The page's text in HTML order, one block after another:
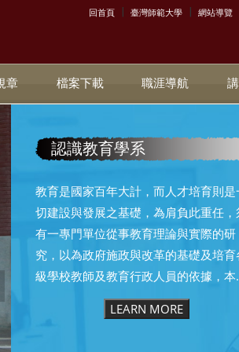
:::
回首頁 | 臺灣師範大學 | 網站導覽
章 檔案下載 職涯導航
認識教育學系
教育是國家百年大計，而人才培育則是
切建設與發展之基礎，為肩負此重任，
有一專門單位從事教育理論與實際的研
究，以為政府施政與改革的基礎及培育
級學校教師及教育行政人員的依據，本
LEARN MORE